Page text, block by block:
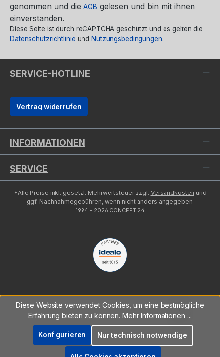
genommen und die AGB gelesen und bin mit ihnen
einverstanden.
Diese Seite ist durch reCAPTCHA geschützt und es gelten die
Datenschutzrichtlinie und Nutzungsbedingungen.
SERVICE-HOTLINE
Vertrag widerrufen
INFORMATIONEN
SERVICE
*Alle Preise inkl. gesetzl. Mehrwertsteuer zzgl. Versandkosten und
ggf. Nachnahmegebühren, wenn nicht anders angegeben.
1994 - 2026 CONCEPT 24
Diese Website verwendet Cookies, um eine bestmögliche
Erfahrung bieten zu können. Mehr Informationen ...
Nur technisch notwendige
Konfigurieren